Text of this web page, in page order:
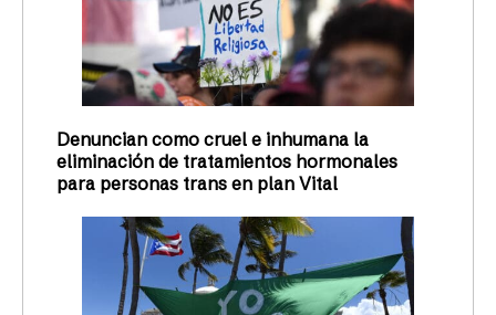
Denuncian como cruel e inhumana la
eliminación de tratamientos hormonales
para personas trans en plan Vital